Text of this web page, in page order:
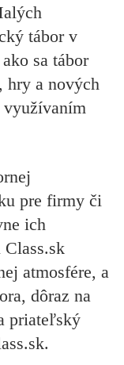
tábor v
sa tábor
hry a nových
využívaním
pre firmy či
ich
atmosfére, a
dôraz na
priateľský